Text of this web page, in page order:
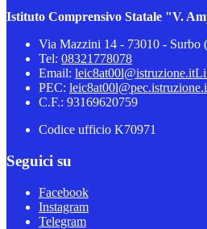
Istituto Comprensivo Statale "V.
Via Mazzini 14 - 73010 - Surbo
Tel: 08321778078
Email: leic8at00l@istruzione.it
PEC:
C.F.: 93169620759
Codice ufficio K70971
Seguici su
Facebook
Instagram
Telegram